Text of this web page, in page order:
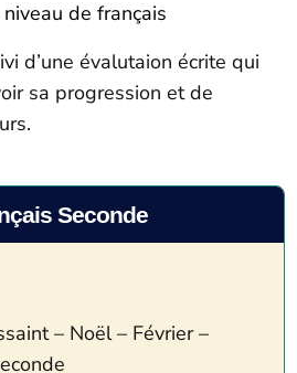
de français
d’une évalutaion écrite qui
sa progression et de
Seconde
– Noël – Février –